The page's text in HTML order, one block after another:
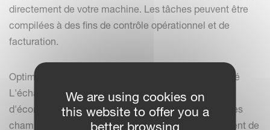
directement de votre machine. Les tâches peuvent être
compilées à des fins de contrôle opérationnel et de
facturation.
Optimisez les opérations agricoles en étant connecté
L'échange de tâches à distance permet également
d'économiser du temps et des déplacements dans les
champs. En étant connecté et en disposant facilement de
We are using cookies on
this website to offer you a
better browsing